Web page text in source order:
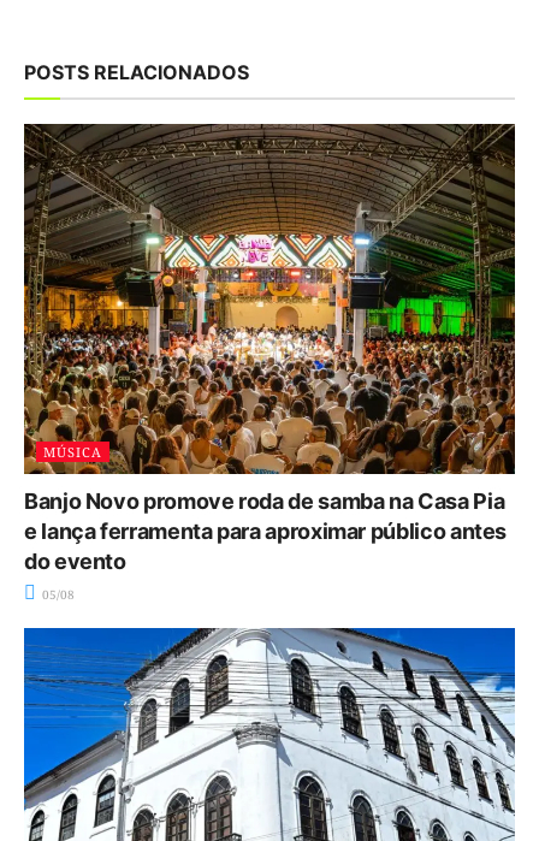
POSTS RELACIONADOS
MÚSICA
Banjo Novo promove roda de samba na Casa Pia
e lança ferramenta para aproximar público antes
do evento
05/08